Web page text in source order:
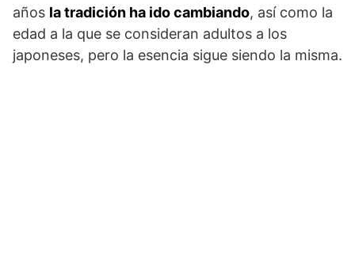
años la tradición ha ido cambiando, así como la
edad a la que se consideran adultos a los
japoneses, pero la esencia sigue siendo la misma.